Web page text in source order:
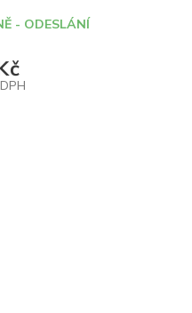
- ODESLÁNÍ